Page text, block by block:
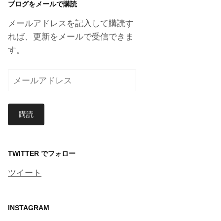
イ
ブ
ブログをメールで購読
メールアドレスを記入して購読す
れば、更新をメールで受信できま
す。
ー
ル
ド
ス
購読
TWITTER でフォロー
ツイート
INSTAGRAM